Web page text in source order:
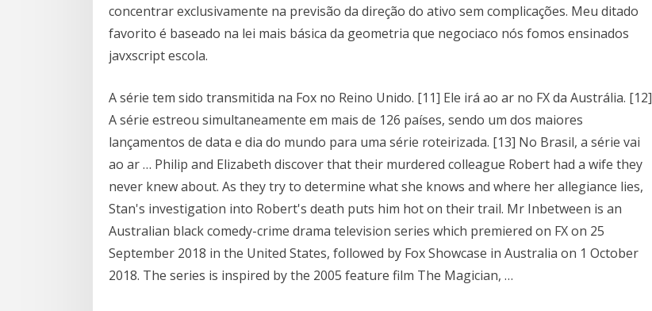
concentrar exclusivamente na previsão da direção do ativo sem complicações. Meu ditado
favorito é baseado na lei mais básica da geometria que negociaco nós fomos ensinados
javxscript escola.
A série tem sido transmitida na Fox no Reino Unido. [11] Ele irá ao ar no FX da Austrália. [12]
A série estreou simultaneamente em mais de 126 países, sendo um dos maiores
lançamentos de data e dia do mundo para uma série roteirizada. [13] No Brasil, a série vai
ao ar … Philip and Elizabeth discover that their murdered colleague Robert had a wife they
never knew about. As they try to determine what she knows and where her allegiance lies,
Stan's investigation into Robert's death puts him hot on their trail. Mr Inbetween is an
Australian black comedy-crime drama television series which premiered on FX on 25
September 2018 in the United States, followed by Fox Showcase in Australia on 1 October
2018. The series is inspired by the 2005 feature film The Magician, …